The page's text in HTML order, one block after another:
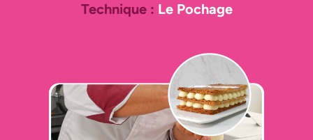
Technique : Le Pochage